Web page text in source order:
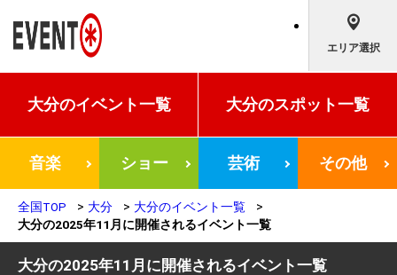
エリア選択
大分のイベント一覧 大分のスポット一覧
音楽 ショー 芸術 その他
全国TOP 大分
大分のイベント一覧
大分の2025年11月に開催されるイベント一覧
大分の2025年11月に開催されるイベント一覧